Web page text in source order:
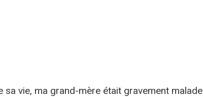
sa vie, ma grand-mère était gravement malade